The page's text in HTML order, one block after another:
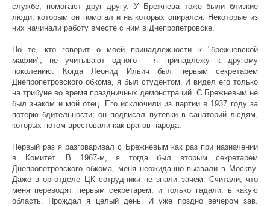
службе, помогают друг другу. У Брежнева тоже были близкие
люди, которым он помогал и на которых опирался. Некоторые из
них начинали работу вместе с ним в Днепропетровске.
Но те, кто говорит о моей принадлежности к "брежневской
мафии", не учитывают одного - я принадлежу к другому
поколению. Когда Леонид Ильич был первым секретарем
Днепропетровского обкома, я был студентом. И видел его только
на трибуне во время праздничных демонстраций. С Брежневым не
был знаком и мой отец. Его исключили из партии в 1937 году за
потерю бдительности; он подписал путевки в санаторий людям,
которых потом арестовали как врагов народа.
Первый раз я разговаривал с Брежневым как раз при назначении
в Комитет. В 1967-м, я тогда был вторым секретарем
Днепропетровского обкома, меня неожиданно вызвали в Москву.
Даже в орготделе ЦК сотрудники не знали зачем. Считали, что
меня переводят первым секретарем, и только гадали, в какую
область. Прождал я целый день. И уже поздно вечером зав.